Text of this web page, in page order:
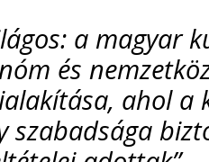
a magyar
és
ahol a
szabadsága